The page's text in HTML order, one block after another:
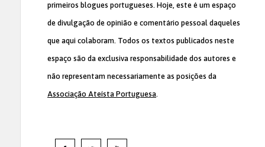
primeiros blogues portugueses. Hoje, este é um espaço
de divulgação de opinião e comentário pessoal daqueles
que aqui colaboram. Todos os textos publicados neste
espaço são da exclusiva responsabilidade dos autores e
não representam necessariamente as posições da
Associação Ateísta Portuguesa.